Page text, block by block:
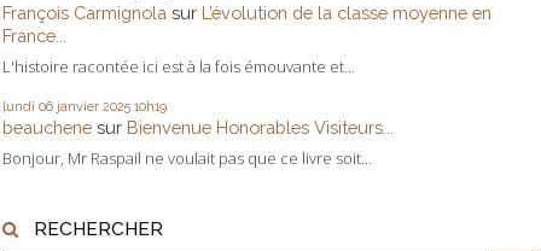
François Carmignola sur L’évolution de la classe moyenne en
France...
L'histoire racontée ici est à la fois émouvante et...
lundi 06 janvier 2025 10h19
beauchene sur Bienvenue Honorables Visiteurs...
Bonjour, Mr Raspail ne voulait pas que ce livre soit...
RECHERCHER